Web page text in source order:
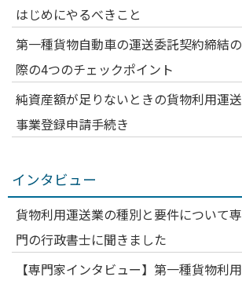
はじめにやるべきこと
第一種貨物自動車の運送委託契約締結の
際の4つのチェックポイント
純資産額が足りないときの貨物利用運送
事業登録申請手続き
インタビュー
貨物利用運送業の種別と要件について専
門の行政書士に聞きました
【専門家インタビュー】第一種貨物利用